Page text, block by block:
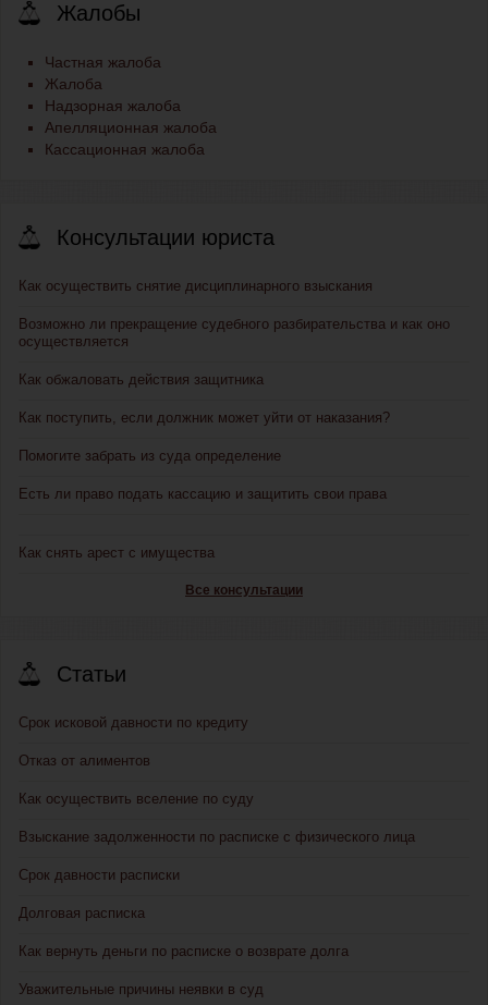
Жалобы
Частная жалоба
Жалоба
Надзорная жалоба
Апелляционная жалоба
Кассационная жалоба
Консультации юриста
Как осуществить снятие дисциплинарного взыскания
Возможно ли прекращение судебного разбирательства и как оно
осуществляется
Как обжаловать действия защитника
Как поступить, если должник может уйти от наказания?
Помогите забрать из суда определение
Есть ли право подать кассацию и защитить свои права
Как снять арест с имущества
Все консультации
Статьи
Срок исковой давности по кредиту
Отказ от алиментов
Как осуществить вселение по суду
Взыскание задолженности по расписке с физического лица
Срок давности расписки
Долговая расписка
Как вернуть деньги по расписке о возврате долга
Уважительные причины неявки в суд